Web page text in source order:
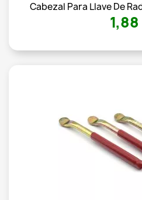
Cabezal Para Llave De